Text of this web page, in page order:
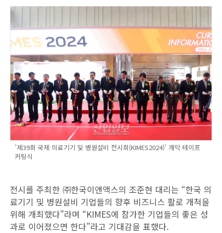
'제39회 국제 의료기기 및 병원설비 전시회(KIMES2024)’ 개막 테이프
커팅식
전시를 주최한 ㈜한국이앤액스의 조준현 대리는 “한국 의
료기기 및 병원설비 기업들의 향후 비즈니스 활로 개척을
위해 개최했다”라며 “KIMES에 참가한 기업들의 좋은 성
과로 이어졌으면 한다”라고 기대감을 표했다.